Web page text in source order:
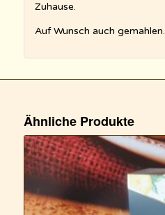
Zuhause.
Auf Wunsch auch gemahlen.
Ähnliche Produkte